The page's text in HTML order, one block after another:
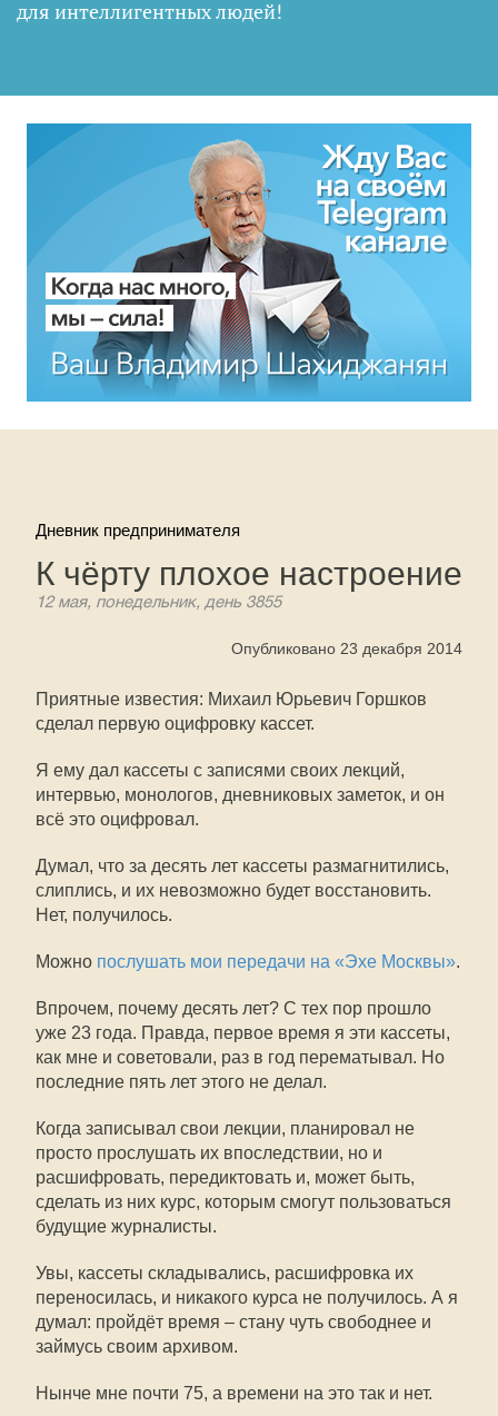
для интеллигентных людей!
Дневник предпринимателя
К чёрту плохое настроение
12 мая, понедельник, день 3855
Опубликовано 23 декабря 2014
Приятные известия: Михаил Юрьевич Горшков
сделал первую оцифровку кассет.
Я ему дал кассеты с записями своих лекций,
интервью, монологов, дневниковых заметок, и он
всё это оцифровал.
Думал, что за десять лет кассеты размагнитились,
слиплись, и их невозможно будет восстановить.
Нет, получилось.
Можно послушать мои передачи на «Эхе Москвы».
Впрочем, почему десять лет? С тех пор прошло
уже 23 года. Правда, первое время я эти кассеты,
как мне и советовали, раз в год перематывал. Но
последние пять лет этого не делал.
Когда записывал свои лекции, планировал не
просто прослушать их впоследствии, но и
расшифровать, передиктовать и, может быть,
сделать из них курс, которым смогут пользоваться
будущие журналисты.
Увы, кассеты складывались, расшифровка их
переносилась, и никакого курса не получилось. А я
думал: пройдёт время – стану чуть свободнее и
займусь своим архивом.
Нынче мне почти 75, а времени на это так и нет.